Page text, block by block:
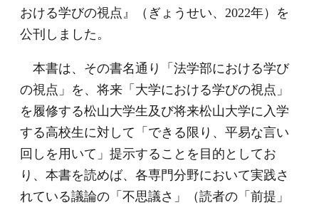
おける学びの視点』（ぎょうせい、2022年）を
公刊しました。
本書は、その書名通り「法学部における学び
の視点」を、将来「大学における学びの視点」
を履修する松山大学生及び将来松山大学に入学
する高校生に対して「できる限り、平易な言い
回しを用いて」提示することを目的としてお
り、本書を読めば、各専門分野において実践さ
れている議論の「不思議さ」（読者の「前提」